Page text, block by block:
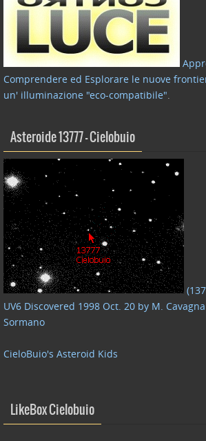
Comprendere ed Esplorare le nuove
un' illuminazione "eco-compatibile".
Asteroide 13777 – Cielobuio
UV6 Discovered 1998 Oct. 20 by M.
Sormano
CieloBuio's Asteroid Kids
LikeBox Cielobuio